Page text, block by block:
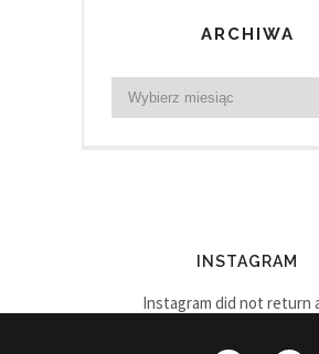
ARCHIWA
INSTAGRAM
Instagram did not return